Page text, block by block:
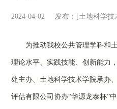
2024-04-02 发布：[土地科学
为推动我校公共管理学科和
理论水平、实践技能、创新能力
处主办、土地科学技术学院承办
评估有限公司协办“华源龙泰杯”